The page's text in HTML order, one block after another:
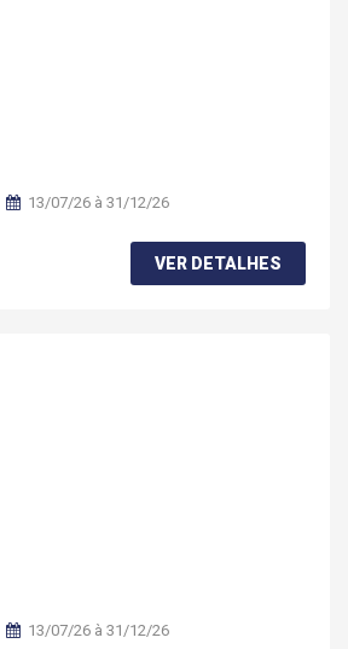
13/07/26 à 31/12/26
VER DETALHES
13/07/26 à 31/12/26